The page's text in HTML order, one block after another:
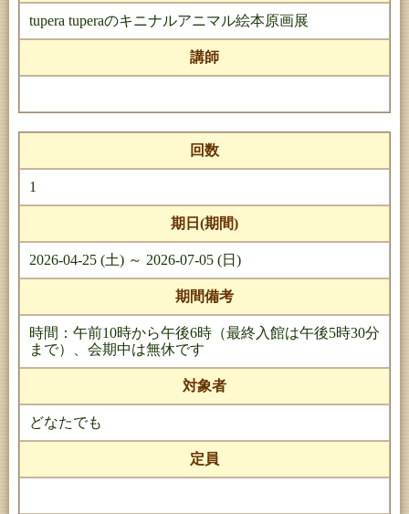
tupera tuperaのキニナルアニマル絵本原画展
講師
回数
1
期日(期間)
2026-04-25 (土) ～ 2026-07-05 (日)
期間備考
時間：午前10時から午後6時（最終入館は午後5時30分
まで）、会期中は無休です
対象者
どなたでも
定員